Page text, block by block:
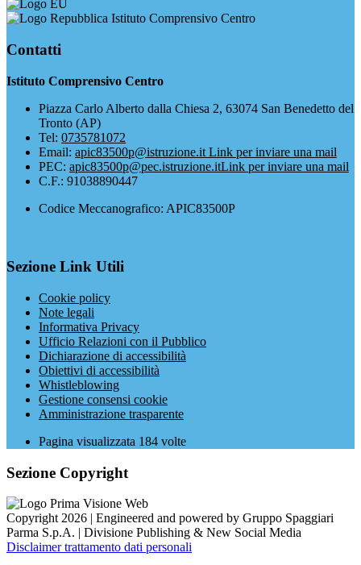
Istituto Comprensivo Centro
Contatti
Istituto Comprensivo Centro
Piazza Carlo Alberto dalla Chiesa 2, 63074 San Benedetto del
Tronto (AP)
Tel: 0735781072
Email: apic83500p@istruzione.it Link per inviare una mail
PEC: apic83500p@pec.istruzione.itLink per inviare una mail
C.F.: 91038890447
Codice Meccanografico: APIC83500P
Sezione Link Utili
Cookie policy
Note legali
Informativa Privacy
Ufficio Relazioni con il Pubblico
Dichiarazione di accessibilità
Obiettivi di accessibilità
Whistleblowing
Gestione consensi cookie
Amministrazione trasparente
Pagina visualizzata 184 volte
Sezione Copyright
Copyright 2026 | Engineered and powered by Gruppo Spaggiari
Parma S.p.A. | Divisione Publishing & New Social Media
Disclaimer trattamento dati personali